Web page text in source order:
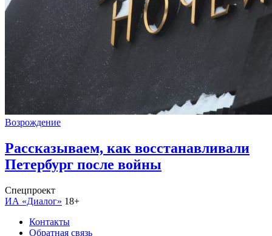
Возрождение
Рассказываем, как восстанавливали
Петербург после войны
Спецпроект
ИА «Диалог» 18+
Контакты
Обратная связь